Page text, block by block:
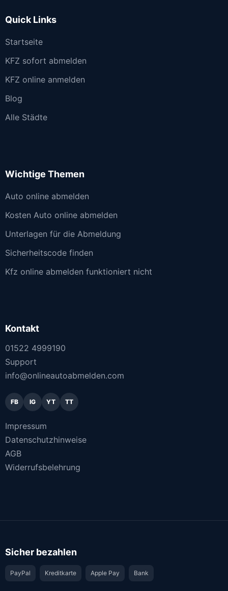
Quick Links
Startseite
KFZ sofort abmelden
KFZ online anmelden
Blog
Alle Städte
Wichtige Themen
Auto online abmelden
Kosten Auto online abmelden
Unterlagen für die Abmeldung
Sicherheitscode finden
Kfz online abmelden funktioniert nicht
Kontakt
01522 4999190
Support
info@onlineautoabmelden.com
FB IG YT TT
Impressum
Datenschutzhinweise
AGB
Widerrufsbelehrung
Sicher bezahlen
PayPal Kreditkarte Apple Pay Bank